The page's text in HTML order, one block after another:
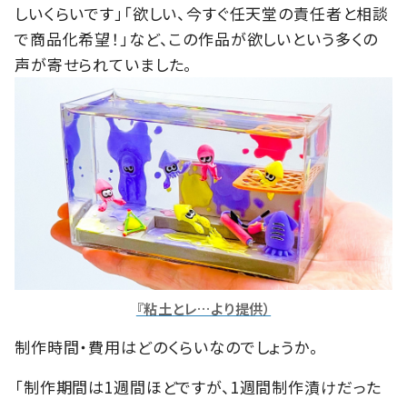
しいくらいです」「欲しい、今すぐ任天堂の責任者と相談
で商品化希望！」など、この作品が欲しいという多くの
声が寄せられていました。
『粘土とレ…より提供）
制作時間・費用はどのくらいなのでしょうか。
「制作期間は1週間ほどですが、1週間制作漬けだった